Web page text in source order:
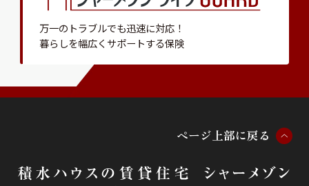
万一のトラブルでも迅速に対応！
暮らしを幅広くサポートする保険
ページ 上部に戻る